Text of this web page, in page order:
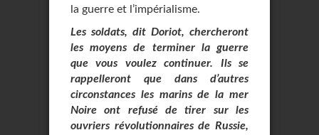
la guerre et l’impérialisme.
Les soldats, dit Doriot, chercheront
les moyens de terminer la guerre
que vous voulez continuer. Ils se
rappelleront que dans d’autres
circonstances les marins de la mer
Noire ont refusé de tirer sur les
ouvriers révolutionnaires de Russie,